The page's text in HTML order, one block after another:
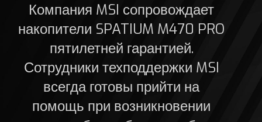
Компания MSI сопровождает
накопители SPATIUM M470 PRO
пятилетней гарантией.
Сотрудники техподдержки MSI
всегда готовы прийти на
помощь при возникновении